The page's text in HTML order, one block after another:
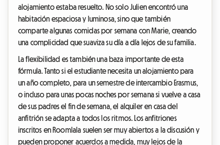
alojamiento estaba resuelto. No solo Julien encontró una
habitación espaciosa y luminosa, sino que también
comparte algunas comidas por semana con Marie, creando
una complicidad que suaviza su día a día lejos de su familia.
La flexibilidad es también una baza importante de esta
fórmula. Tanto si el estudiante necesita un alojamiento para
un año completo, para un semestre de intercambio Erasmus,
o incluso para unas pocas noches por semana si vuelve a casa
de sus padres el fin de semana, el alquiler en casa del
anfitrión se adapta a todos los ritmos. Los anfitriones
inscritos en Roomlala suelen ser muy abiertos a la discusión y
pueden proponer acuerdos a medida, muy lejos de la